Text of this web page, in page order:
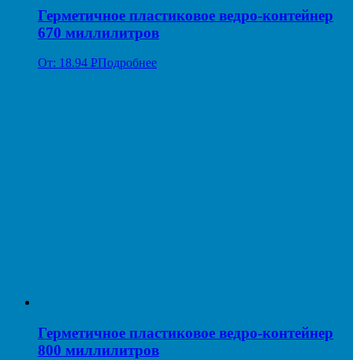
Герметичное пластиковое ведро-контейнер
670 миллилитров
От: 18.94 РПодробнее
Герметичное пластиковое ведро-контейнер
800 миллилитров